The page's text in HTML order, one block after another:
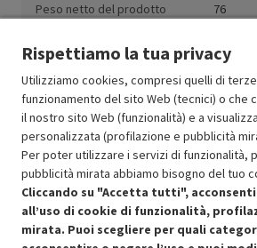
Peso netto del prodotto
76
Resi e garanzie
Stato prodotti
Rispettiamo la tua privacy
Utilizziamo cookies, compresi quelli di
funzionamento del sito Web (tecnici) o che
il nostro sito Web (funzionalità) e a
personalizzata (profilazione e pubblicità
Per poter utilizzare i servizi di funzionalità,
pubblicità mirata abbiamo bisogno del tuo
Cliccando su "Accetta tutti",
all’uso di cookie di funzionalità,
mirata. Puoi scegliere per quali